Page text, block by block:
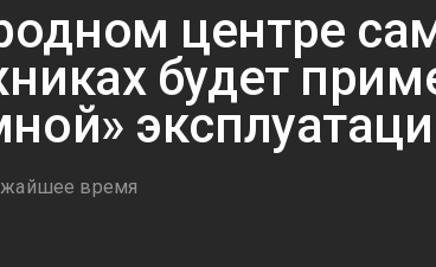
центре
будет
время